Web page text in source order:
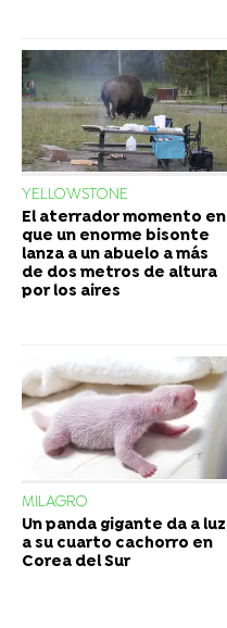
YELLOWSTONE
El aterrador momento en
que un enorme bisonte
lanza a un abuelo a más
de dos metros de altura
por los aires
MILAGRO
Un panda gigante da a luz
a su cuarto cachorro en
Corea del Sur